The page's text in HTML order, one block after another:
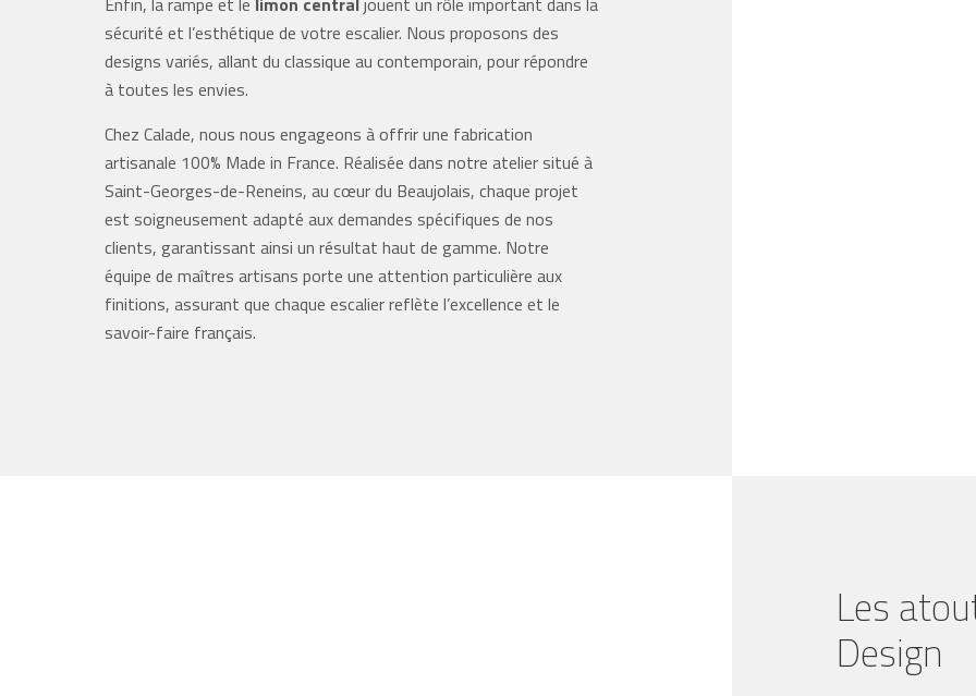
sécurité et l’esthétique de votre escalier. Nous proposons des
designs variés, allant du classique au contemporain, pour répondre
à toutes les envies.
Chez Calade, nous nous engageons à offrir une fabrication
artisanale 100% Made in France. Réalisée dans notre atelier situé à
Saint-Georges-de-Reneins, au cœur du Beaujolais, chaque projet
est soigneusement adapté aux demandes spécifiques de nos
clients, garantissant ainsi un résultat haut de gamme. Notre
équipe de maîtres artisans porte une attention particulière aux
finitions, assurant que chaque escalier reflète l’excellence et le
savoir-faire français.
Les
Design